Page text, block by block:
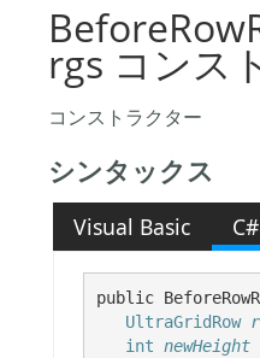
rgs コンス
コンストラクター
シンタックス
Visual Basic C#
public
UltraGridRow
int newHeight